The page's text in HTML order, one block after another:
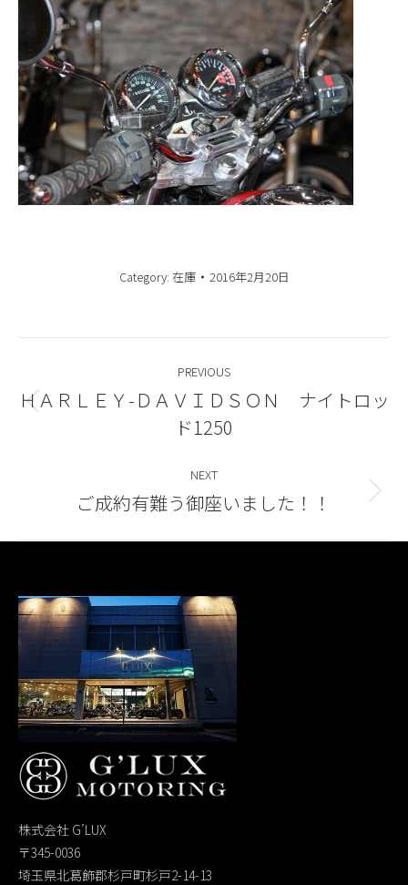
Category: 在庫 2016年2月20日
navigation
PREVIOUS
Previous
post:
ＨＡＲＬＥＹ-ＤＡＶＩＤＳＯＮ ナイトロッ
ド1250
NEXT
Next
ご成約有難う御座いました！！
株式会社 G’LUX
〒345-0036
埼玉県北葛飾郡杉戸町杉戸2-14-13